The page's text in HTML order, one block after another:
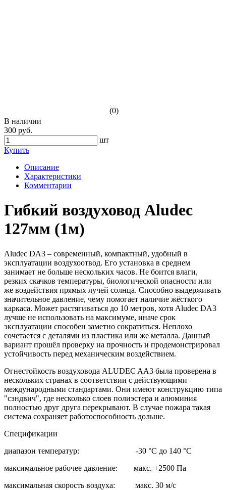
(0)
В наличии
300 руб.
шт
Купить
Описание
Характеристики
Комментарии
Гибкий воздуховод Aludec
127мм (1м)
Aludec DA3 – современный, компактный, удобный в
эксплуатации воздухоотвод. Его установка в среднем
занимает не больше нескольких часов. Не боится влаги,
резких скачков температуры, биологической опасности или
же воздействия прямых лучей солнца. Способно выдерживать
значительное давление, чему помогает наличие жёсткого
каркаса. Может растягиваться до 10 метров, хотя Aludec DA3
лучше не использовать на максимуме, иначе срок
эксплуатации способен заметно сократиться. Неплохо
сочетается с деталями из пластика или же металла. Данный
вариант прошёл проверку на прочность и продемонстрировал
устойчивость перед механическим воздействием.
Огнестойкость воздуховода ALUDEC AA3 была проверена в
нескольких странах в соответствии с действующими
международными стандартами. Они имеют конструкцию типа
"сэндвич", где несколько слоев полиэстера и алюминия
полностью друг друга перекрывают. В случае пожара такая
система сохраняет работоспособность дольше.
Спецификации
диапазон температур: -30 °С до 140 °С
максимальное рабочее давление: макс. +2500 Па
максимальная скорость воздуха: макс. 30 м/с